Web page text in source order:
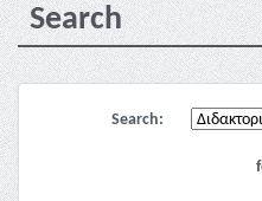
Search
Search: